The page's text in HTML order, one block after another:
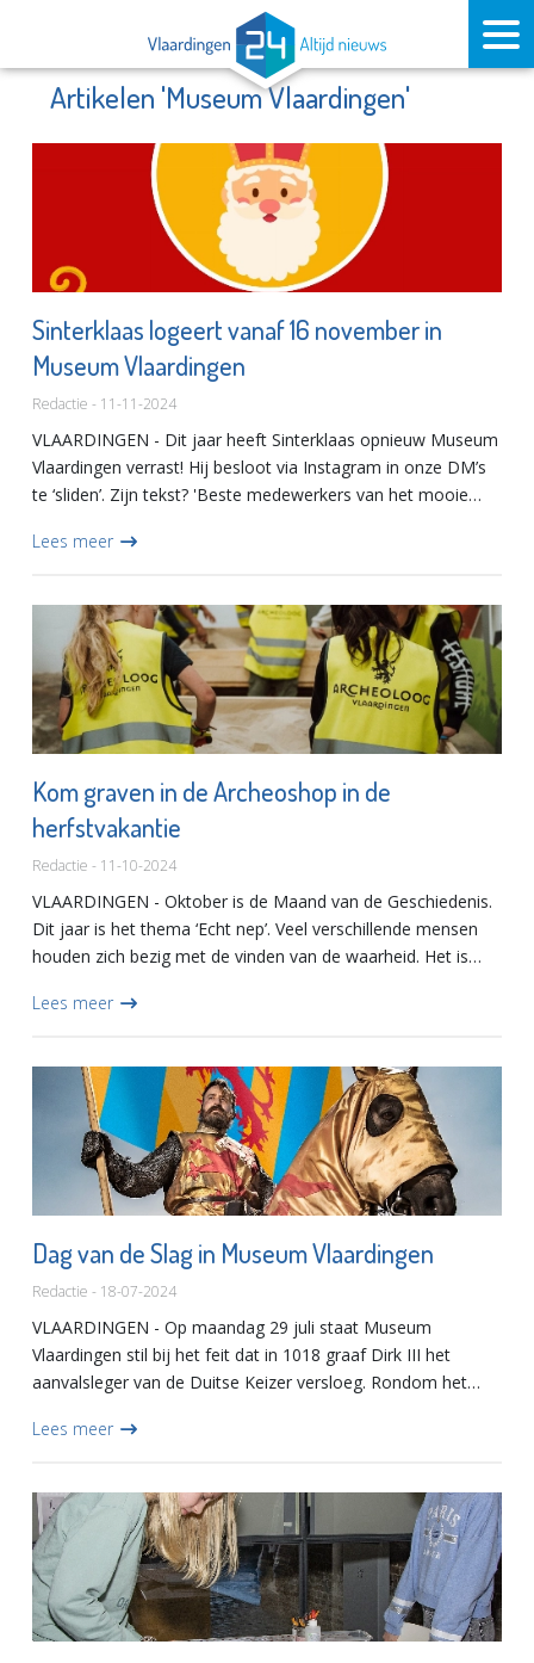
Artikelen 'Museum Vlaardingen'
Sinterklaas logeert vanaf 16 november in
Museum Vlaardingen
Redactie - 11-11-2024
VLAARDINGEN - Dit jaar heeft Sinterklaas opnieuw Museum
Vlaardingen verrast! Hij besloot via Instagram in onze DM’s
te ‘sliden’. Zijn tekst? 'Beste medewerkers van het mooie
Lees meer
Kom graven in de Archeoshop in de
herfstvakantie
Redactie - 11-10-2024
VLAARDINGEN - Oktober is de Maand van de Geschiedenis.
Dit jaar is het thema ‘Echt nep’. Veel verschillende mensen
houden zich bezig met de vinden van de waarheid. Het is
het...
Lees meer
Dag van de Slag in Museum Vlaardingen
Redactie - 18-07-2024
VLAARDINGEN - Op maandag 29 juli staat Museum
Vlaardingen stil bij het feit dat in 1018 graaf Dirk III het
aanvalsleger van de Duitse Keizer versloeg. Rondom het
Stichting Vlaardin...
Lees meer